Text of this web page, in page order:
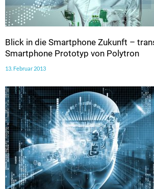
Blick in die Smartphone Zukunft –
Smartphone Prototyp von Polytron
13. Februar 2013